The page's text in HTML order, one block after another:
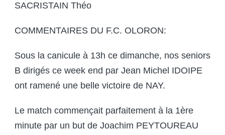
SACRISTAIN Théo
COMMENTAIRES DU F.C. OLORON:
Sous la canicule à 13h ce dimanche, nos seniors
B dirigés ce week end par Jean Michel IDOIPE
ont ramené une belle victoire de NAY.
Le match commençait parfaitement à la 1ère
minute par un but de Joachim PEYTOUREAU